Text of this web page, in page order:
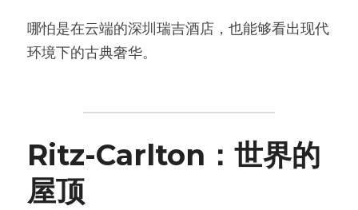
哪怕是在云端的深圳瑞吉酒店，也能够看出现代
环境下的古典奢华。
Ritz-Carlton：世界的
屋顶